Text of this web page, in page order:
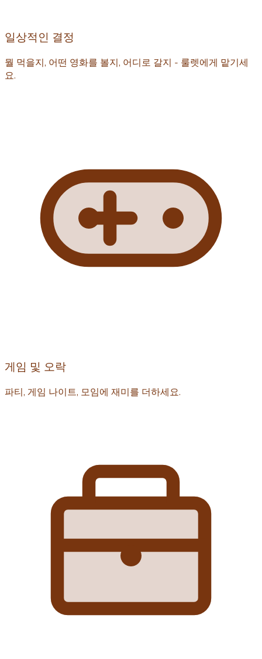
일상적인 결정
뭘 먹을지, 어떤 영화를 볼지, 어디로 갈지 - 룰렛에게 맡기세
요.
게임 및 오락
파티, 게임 나이트, 모임에 재미를 더하세요.